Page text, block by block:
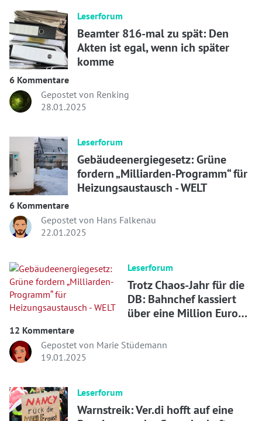
Leserforum
Beamter 816-mal zu spät: Den
Akten ist egal, wenn ich später
komme
6 Kommentare
Gepostet von Renking
28.01.2025
Leserforum
Gebäudeenergiegesetz: Grüne
fordern „Milliarden-Programm“ für
Heizungsaustausch - WELT
6 Kommentare
Gepostet von Hans Falkenau
22.01.2025
Leserforum
Trotz Chaos-Jahr für die
DB: Bahnchef kassiert
über eine Million Euro
12 Kommentare
Gepostet von Marie Stüdemann
19.01.2025
Leserforum
Warnstreik: Ver.di hofft auf eine